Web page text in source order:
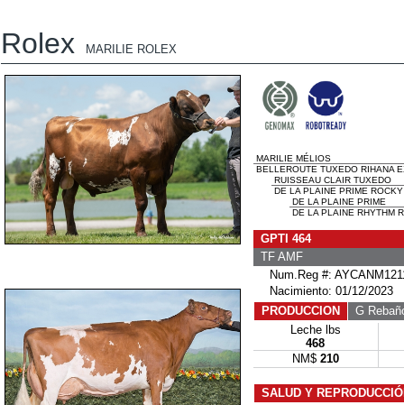
Rolex MARILIE ROLEX
MARILIE MÉLIOS
BELLEROUTE TUXEDO RIHANA
RUISSEAU CLAIR TUXEDO
DE LA PLAINE PRIME
DE LA PLAINE PRIME
DE LA PLAINE RHYTHM
GPTI 464
TF AMF
Num.Reg #:
Nacimiento: 01/12/2023
PRODUCCION
G
Leche lbs
468
NM$ 210
SALUD Y